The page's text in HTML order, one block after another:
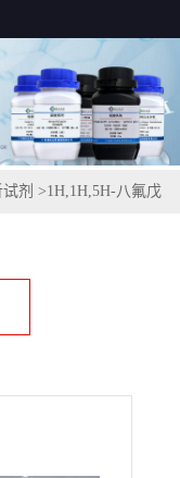
剂 >1H,1H,5H-八氟戊